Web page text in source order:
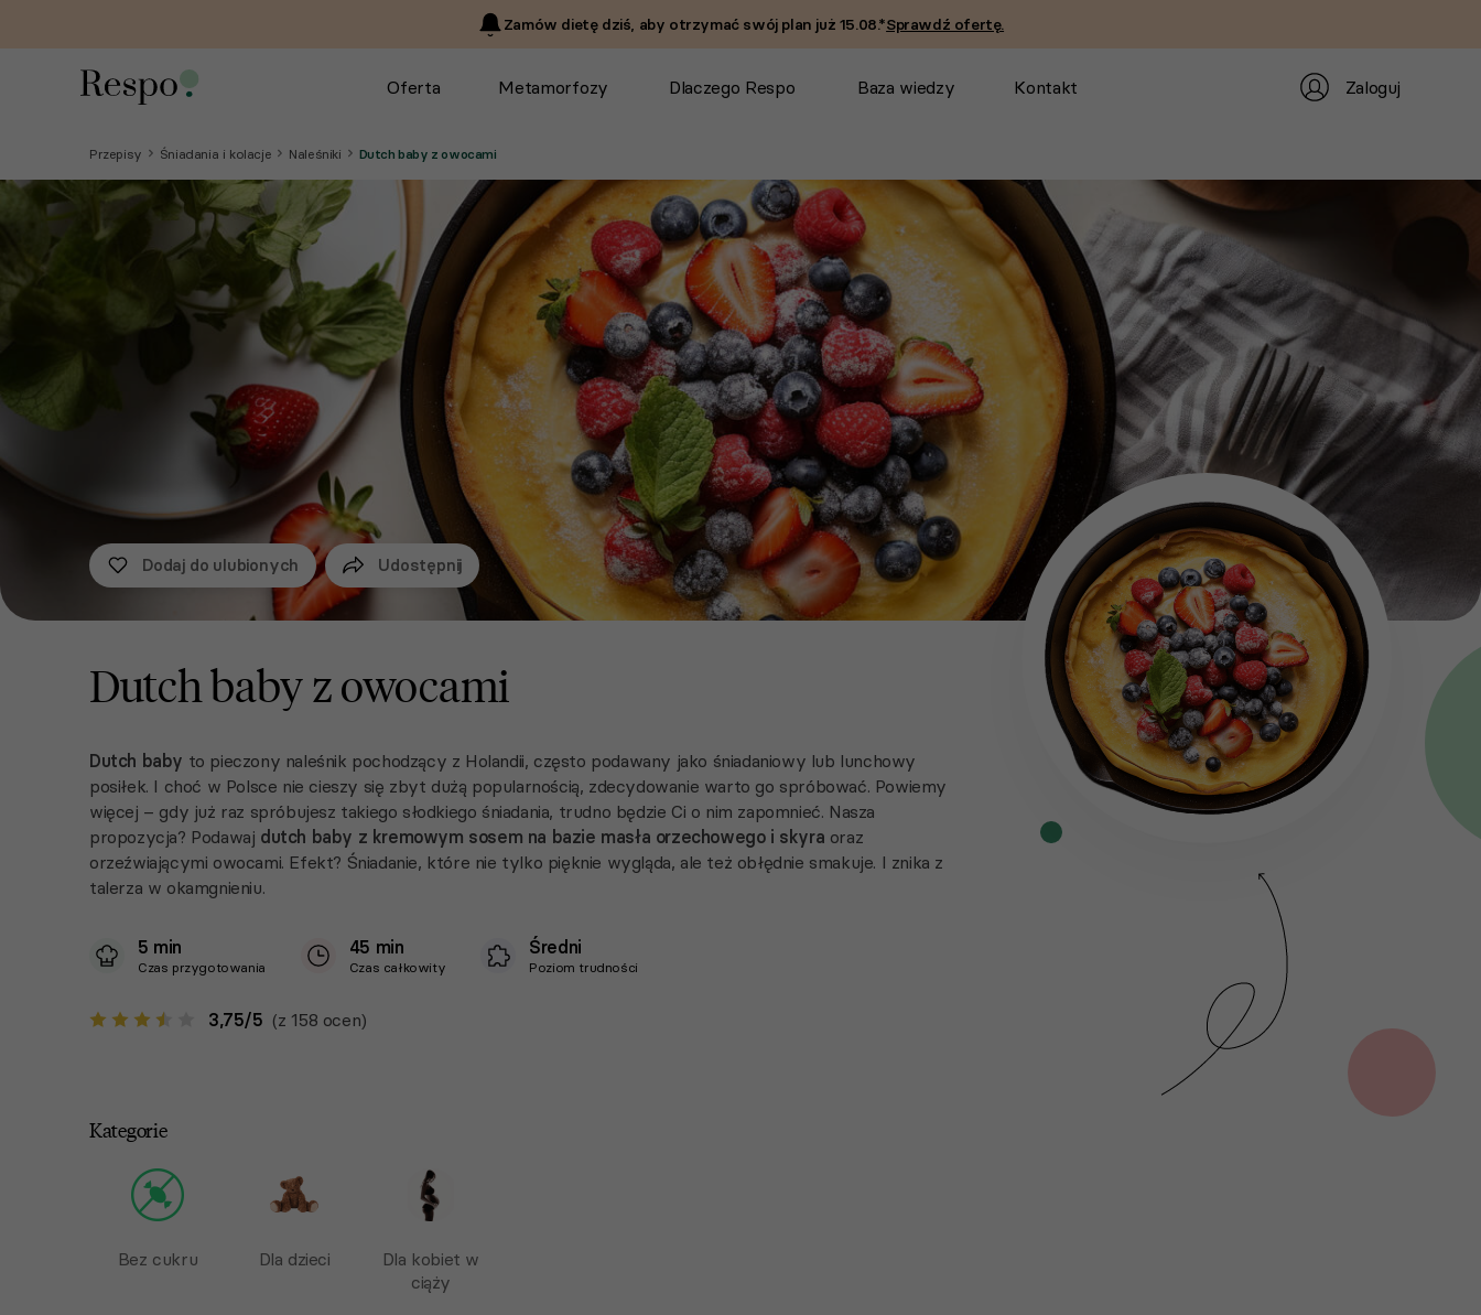
Zamów dietę dziś, aby otrzymać swój plan już 15.08.*Sprawdź ofertę.
Oferta Metamorfozy Dlaczego Respo Baza wiedzy Kontakt Zaloguj
Przepisy Śniadania i kolacje Naleśniki Dutch baby z owocami
Dodaj do ulubionych Udostępnij
Dutch baby z owocami
Dutch baby to pieczony naleśnik pochodzący z Holandii, często podawany jako śniadaniowy lub lunchowy
posiłek. I choć w Polsce nie cieszy się zbyt dużą popularnością, zdecydowanie warto go spróbować. Powiemy
więcej – gdy już raz spróbujesz takiego słodkiego śniadania, trudno będzie Ci o nim zapomnieć. Nasza
propozycja? Podawaj dutch baby z kremowym sosem na bazie masła orzechowego i skyra oraz
orzeźwiającymi owocami. Efekt? Śniadanie, które nie tylko pięknie wygląda, ale też obłędnie smakuje. I znika z
talerza w okamgnieniu.
5 min
Czas przygotowania
45 min
Czas całkowity
Średni
Poziom trudności
3,75/5 (z 158 ocen)
Kategorie
Bez cukru Dla dzieci
Dla kobiet w
ciąży